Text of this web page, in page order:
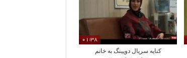
01:38
کنایه سریال دوپینگ به خانم